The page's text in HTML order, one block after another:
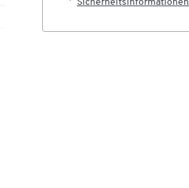
Sicherheitsinformationen